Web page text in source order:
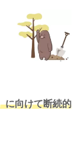
に向けて断続的